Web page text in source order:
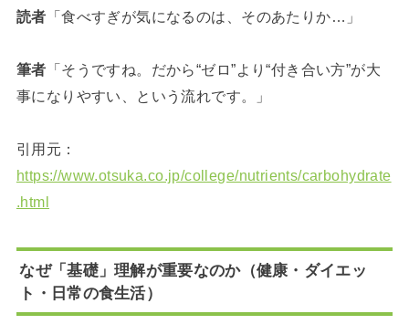
読者 「食べすぎが気になるのは、そのあたりか…」
筆者 「そうですね。だから“ゼロ”より“付き合い方”が大
事になりやすい、という流れです。」
引用元：
https://www.otsuka.co.jp/college/nutrients/carbohydrate
.html
なぜ「基礎」理解が重要なのか（健康・ダイエッ
ト・日常の食生活）